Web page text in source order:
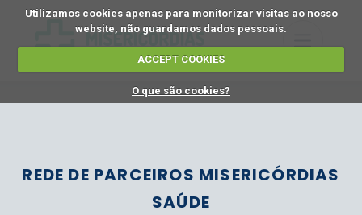
Utilizamos cookies apenas para monitorizar visitas ao nosso
website, não guardamos dados pessoais.
ACCEPT COOKIES
O que são cookies?
REDE DE PARCEIROS MISERICÓRDIAS
SAÚDE